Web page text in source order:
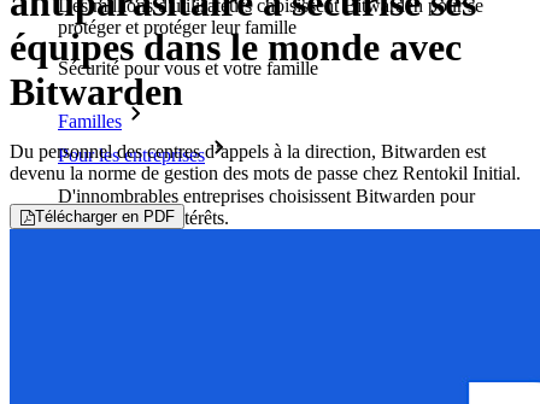
Des millions d'utilisateurs choisissent Bitwarden pour se
protéger et protéger leur famille
Sécurité pour vous et votre famille
Familles
Pour les entreprises
D'innombrables entreprises choisissent Bitwarden pour
sécuriser leurs intérêts.
équipes dans le monde avec
Bitwarden
Du personnel des centres d’appels à la direction, Bitwarden est
devenu la norme de gestion des mots de passe chez Rentokil Initial.
Télécharger en PDF